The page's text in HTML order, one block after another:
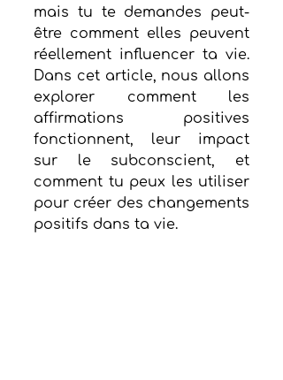
mais tu te demandes peut-
être comment elles peuvent
réellement influencer ta vie.
Dans cet article, nous allons
explorer comment les
affirmations positives
fonctionnent, leur impact
sur le subconscient, et
comment tu peux les utiliser
pour créer des changements
positifs dans ta vie.